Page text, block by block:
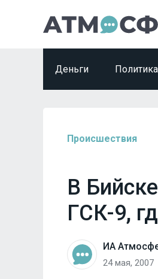
Деньги Политика
Происшествия
В
ГСК-9,
ИА
24 мая, 2007